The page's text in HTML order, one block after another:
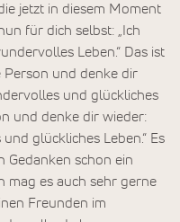
jetzt in diesem Moment
für dich selbst: „Ich
Leben.“ Das ist
Person und denke dir
und glückliches
und denke dir wieder:
glückliches Leben.“ Es
Gedanken schon ein
mag es auch sehr gerne
Freunden im